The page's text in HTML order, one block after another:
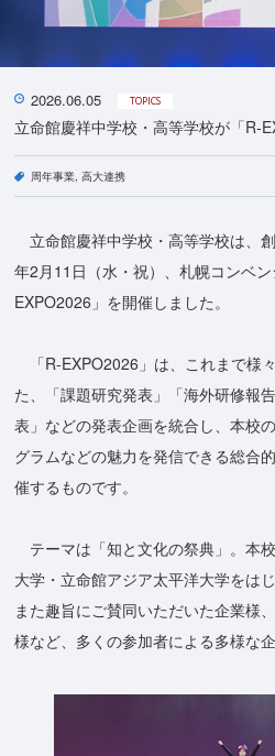
2026.06.05 TOPICS
立命館慶祥中学校・高等学校が「R-
周年事業 高大連携
立命館慶祥中学校・高等学校は、
年2月11日（水・祝）、札幌コンベ
EXPO2026」を開催しました。
「R-EXPO2026」は、これまで様
た、「課題研究発表」「海外研修報
表」などの発表企画を統合し、本校
グラムなどの魅力を発信できる総合
催するものです。
テーマは「知と文化の祭典」。本
大学・立命館アジア太平洋大学をは
また趣旨にご賛同いただいた企業様
様など、多くの参加者による多様な